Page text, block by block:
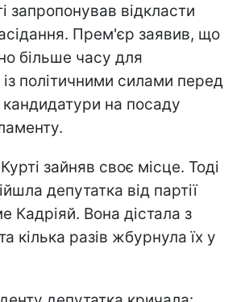
запропонував відкласти
Прем'єр заявив, що
більше часу для
із політичними силами перед
на посаду
зайняв своє місце. Тоді
депутатка від партії
Кадріяй. Вона дістала з
кілька разів жбурнула їх у